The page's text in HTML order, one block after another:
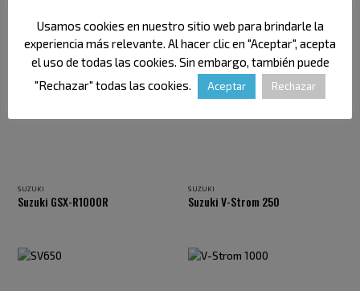
SUZUKI
Suzuki Burgman 200
SUZUKI
Suzuki Burgman 650 Executive
SUZUKI
Suzuki GSX-R1000R
SUZUKI
Suzuki V-Strom 250
Usamos cookies en nuestro sitio web para brindarle la
experiencia más relevante. Al hacer clic en "Aceptar", acepta
el uso de todas las cookies. Sin embargo, también puede
"Rechazar" todas las cookies.
Aceptar Rechazar